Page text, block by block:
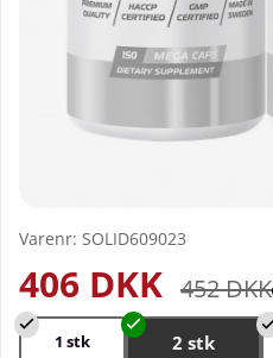
Varenr: SOLID609023
452DKK
406 DKK
1 stk 2 stk